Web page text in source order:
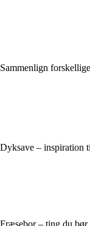
Sammenlign
Dyksave – inspiration
Fræsebor – ting du bør